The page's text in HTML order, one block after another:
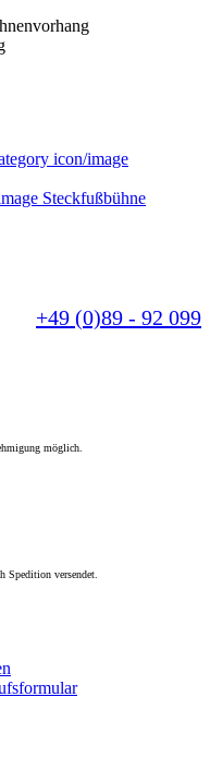
Steckfußbühne
+49 (0)89 - 92 099
möglich.
Spedition versendet.